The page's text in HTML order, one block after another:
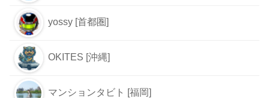
yossy [首都圏]
OKITES [沖縄]
マンションタビト [福岡]